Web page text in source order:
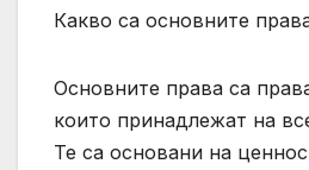
Какво са основните
Основните права са
които принадлежат на
Те са основани на